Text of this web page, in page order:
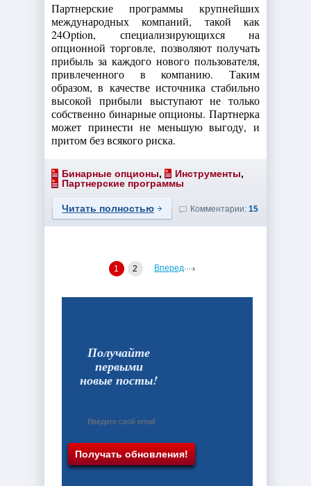
Партнерские программы крупнейших
международных компаний, такой как
24Option, специализирующихся на
опционной торговле, позволяют получать
прибыль за каждого нового пользователя,
привлеченного в компанию. Таким
образом, в качестве источника стабильно
высокой прибыли выступают не только
собственно бинарные опционы. Партнерка
может принести не меньшую выгоду, и
притом без всякого риска.
Бинарные опционы, Инструменты,
Партнерские программы
Читать полностью Комментарии: 15
1 2 Вперед
Получайте
первыми
новые посты!